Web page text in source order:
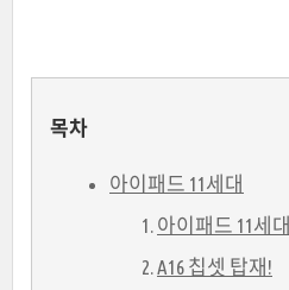
목차
아이패드 11세대
아이패드 11세대
A16 칩셋 탑재!